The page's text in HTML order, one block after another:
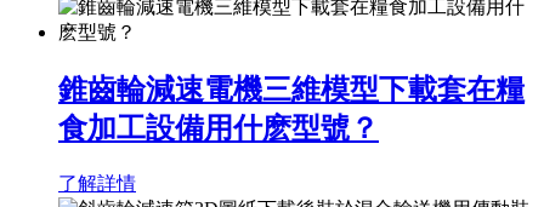
錐齒輪減速電機三維模型下載套在糧
食加工設備用什麽型號？
了解詳情